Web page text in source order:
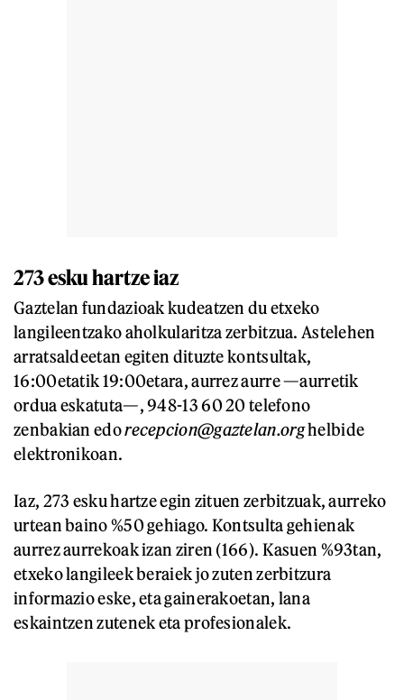
273 esku hartze iaz
Gaztelan fundazioak kudeatzen du etxeko
langileentzako aholkularitza zerbitzua. Astelehen
arratsaldeetan egiten dituzte kontsultak,
16:00etatik 19:00etara, aurrez aurre —aurretik
ordua eskatuta—, 948-13 60 20 telefono
zenbakian edorecepcion@gaztelan.orghelbide
elektronikoan.
Iaz, 273 esku hartze egin zituen zerbitzuak, aurreko
urtean baino %50 gehiago. Kontsulta gehienak
aurrez aurrekoak izan ziren (166). Kasuen %93tan,
etxeko langileek beraiek jo zuten zerbitzura
informazio eske, eta gainerakoetan, lana
eskaintzen zutenek eta profesionalek.